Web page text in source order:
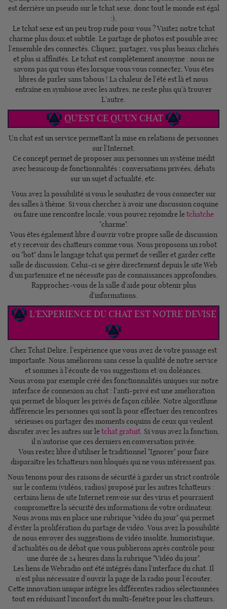
est derrière un pseudo sur le tchat sexe, donc tout le monde est égal
:).
Le tchat sexe est un peu trop rude pour vous ? Visitez notre tchat
charme plus doux et subtile. Le partage de photos est possible avec
l'ensemble des connectés. Cliquez, partagez, vos plus beaux clichés
et plus si affinités. Le tchat est complètement anonyme : nous ne
savons pas qui vous êtes lorsque vous vous connectez. Vous êtes
libres de parler sans tabous ! La chaleur de l'été est là et nous
entraîne en symbiose avec les autres, ne reste plus qu'à trouver
L'autre.
QU'EST CE QU'UN CHAT
Un chat est un service permettant la mise en relations de personnes
sur l'Internet.
Ce concept permet de proposer aux personnes un système inédit
avec beaucoup de fonctionnalités : conversations privées, débats
sur un sujet d'actualité, etc.
Vous avez la possibilité si vous le souhaitez de vous connecter sur
des salles à thème. Si vous cherchez à avoir une discussion coquine
ou faire une rencontre locale, vous pouvez rejoindre letchatche
"charme".
Vous êtes également libre d'ouvrir votre propre salle de discussion
et y recevoir des chatteurs comme vous. Nous proposons un robot
ou "bot" dans le langage tchat qui permet de veiller et garder cette
salle de discussion. Celui-ci se gère directement depuis le site Web
d'un partenaire et ne nécessite pas de connaissances approfondies.
Rapprochez-vous de la salle d'aide pour obtenir plus
d'informations.
L'EXPERIENCE DU CHAT EST NOTRE DEVISE
Chez Tchat Delire, l'expérience que vous avez de votre passage est
importante. Nous améliorons sans cesse la qualité de notre service
et sommes à l'écoute de vos suggestions et/ou doléances.
Nous avons par exemple créé des fonctionnalités uniques sur notre
interface de connexion au chat : l'anti-privé est une amélioration
qui permet de bloquer les privés de façon ciblée. Notre algorithme
différencie les personnes qui sont là pour effectuer des rencontres
sérieuses ou partager des moments coquins de ceux qui veulent
discuter avec les autres sur letchat gratuit. Si vous avez la fonction,
il n'autorise que ces derniers en conversation privée.
Vous restez libre d'utiliser le traditionnel "Ignorer" pour faire
disparaître les tchatteurs non bloqués qui ne vous intéressent pas.
Nous tenons pour des raisons de sécurité à garder un strict contrôle
sur le contenu (vidéos, radios) proposé par les autres tchatteurs :
certains liens de site Internet renvoie sur des virus et pourraient
compromettre la sécurité des informations de votre ordinateur.
Nous avons mis en place une rubrique "vidéo du jour" qui permet
d'éviter la prolifération du partage de vidéo. Vous avez la possibilité
de nous envoyer des suggestions de vidéo insolite, humoristique,
d'actualités ou de débat que vous publierons après contrôle pour
une durée de 24 heures dans la rubrique "Vidéo du jour".
Les liens de Webradio ont été intégrés dans l'interface du chat. Il
n'est plus nécessaire d'ouvrir la page de la radio pour l'écouter.
Cette innovation unique intègre les différentes radios sélectionnées
tout en réduisant l'inconfort du multi-fenêtre pour les chatteurs.